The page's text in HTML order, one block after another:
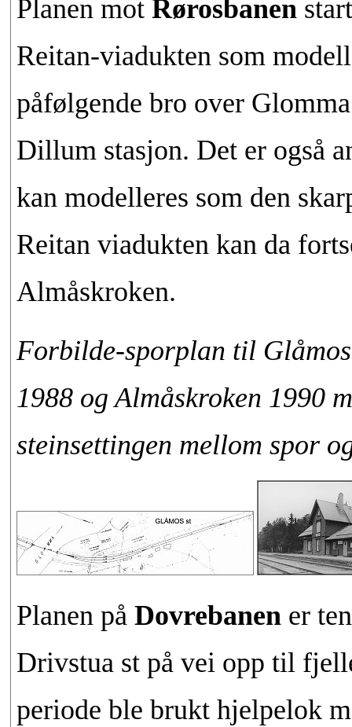
Planen mot Rørosbanen
Reitan-viadukten som
påfølgende bro over
Dillum stasjon. Det er også
kan modelleres som den
Reitan viadukten kan da
Almåskroken.
Forbilde-sporplan til
1988 og Almåskroken 1990
steinsettingen mellom spor
Planen på Dovrebanener
Drivstua st på vei opp til
periode ble brukt hjelpelok